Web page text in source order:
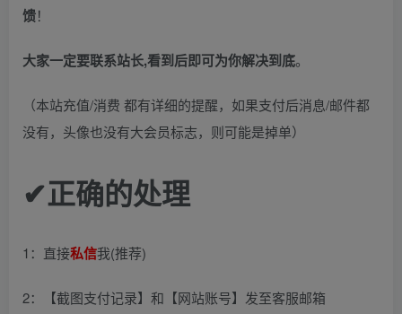
馈！
大家一定要联系站长,看到后即可为你解决到底。
（本站充值/消费 都有详细的提醒，如果支付后消息/邮件都
没有，头像也没有大会员标志，则可能是掉单）
✔正确的处理
1：直接私信我(推荐)
2：【截图支付记录】和【网站账号】发至客服邮箱